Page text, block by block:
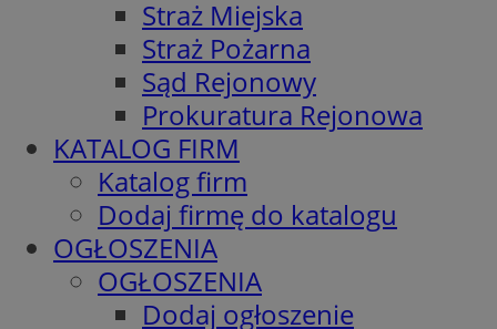
Straż Miejska
Straż Pożarna
Sąd Rejonowy
Prokuratura Rejonowa
KATALOG FIRM
Katalog firm
Dodaj firmę do katalogu
OGŁOSZENIA
OGŁOSZENIA
Dodaj ogłoszenie